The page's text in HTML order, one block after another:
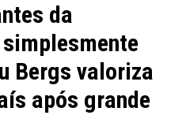
da
Bergs valoriza
após grande